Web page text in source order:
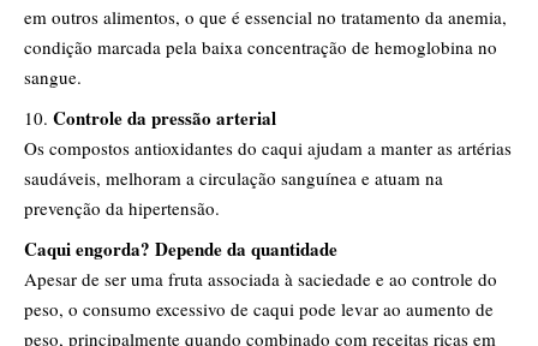
em outros alimentos, o que é essencial no tratamento da anemia,
condição marcada pela baixa concentração de hemoglobina no
sangue.
Controle da pressão arterial
Os compostos antioxidantes do caqui ajudam a manter as artérias
saudáveis, melhoram a circulação sanguínea e atuam na
prevenção da hipertensão.
Caqui engorda? Depende da quantidade
Apesar de ser uma fruta associada à saciedade e ao controle do
peso, o consumo excessivo de caqui pode levar ao aumento de
peso, principalmente quando combinado com receitas ricas em